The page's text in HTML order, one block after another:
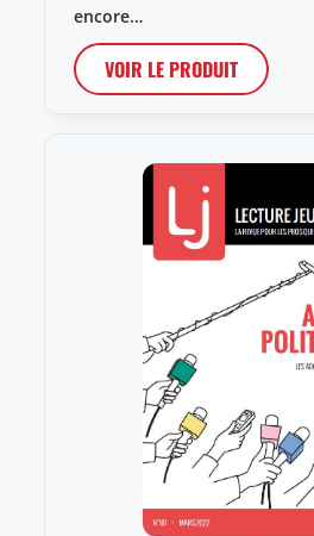
encore…
VOIR LE PRODUIT